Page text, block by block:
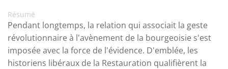
Résumé
Pendant longtemps, la relation qui associait la geste
révolutionnaire à l'avènement de la bourgeoisie s'est
imposée avec la force de l'évidence. D'emblée, les
historiens libéraux de la Restauration qualifièrent la